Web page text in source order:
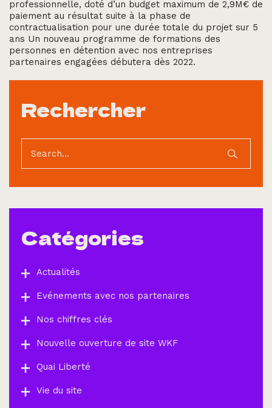
professionnelle, doté d’un budget maximum de 2,9M€ de
paiement au résultat suite à la phase de
contractualisation pour une durée totale du projet sur 5
ans Un nouveau programme de formations des
personnes en détention avec nos entreprises
partenaires engagées débutera dès 2022.
Rechercher
Catégories
Actualités
Evénements avec nos partenaires
Nos chiffres clés
Nouvelle ouverture de site WKF
Quai Liberté
Vie du site